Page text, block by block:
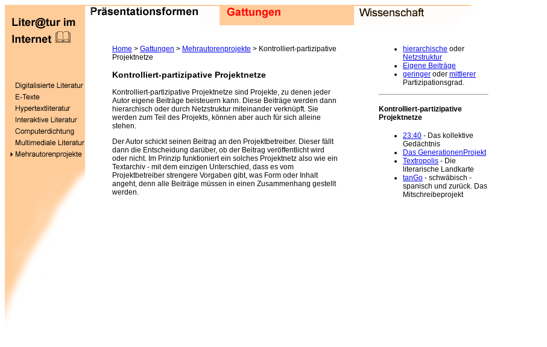
Home > Gattungen > Mehrautorenprojekte > Kontrolliert-partizipative
Projektnetze
Kontrolliert-partizipative Projektnetze
Kontrolliert-partizipative Projektnetze sind Projekte, zu denen jeder
Autor eigene Beiträge beisteuern kann. Diese Beiträge werden dann
hierarchisch oder durch Netzstruktur miteinander verknüpft. Sie
werden zum Teil des Projekts, können aber auch für sich alleine
stehen.
Der Autor schickt seinen Beitrag an den Projektbetreiber. Dieser fällt
dann die Entscheidung darüber, ob der Beitrag veröffentlicht wird
oder nicht. Im Prinzip funktioniert ein solches Projektnetz also wie ein
Textarchiv - mit dem einzigen Unterschied, dass es vom
Projektbetreiber strengere Vorgaben gibt, was Form oder Inhalt
angeht, denn alle Beiträge müssen in einen Zusammenhang gestellt
werden.
hierarchische oder
Netzstruktur
Eigene Beiträge
geringer oder mittlerer
Partizipationsgrad.
Kontrolliert-partizipative
Projektnetze
23:40 - Das kollektive
Gedächtnis
Das GenerationenProjekt
Textropolis - Die
literarische Landkarte
tanGo - schwäbisch -
spanisch und zurück. Das
Mitschreibeprojekt